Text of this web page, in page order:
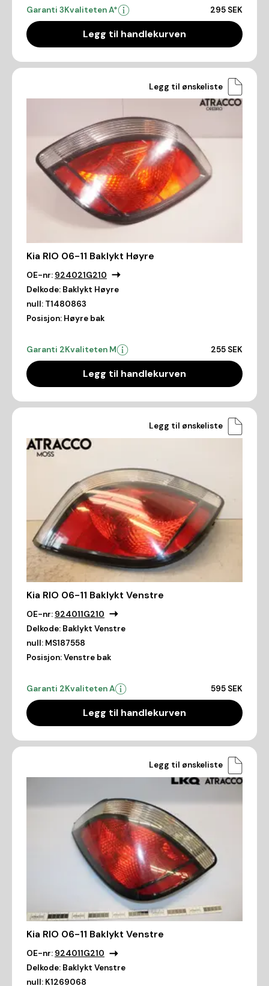
Garanti 3Kvaliteten A* 295 SEK
Legg til handlekurven
Legg til ønskeliste
Kia RIO 06-11 Baklykt Høyre
OE-nr: 924021G210
Delkode: Baklykt Høyre
null: T1480863
Posisjon: Høyre bak
Garanti 2Kvaliteten M 255 SEK
Legg til handlekurven
Legg til ønskeliste
Kia RIO 06-11 Baklykt Venstre
OE-nr: 924011G210
Delkode: Baklykt Venstre
null: MS187558
Posisjon:Venstre bak
Garanti 2Kvaliteten A 595 SEK
Legg til handlekurven
Legg til ønskeliste
Kia RIO 06-11 Baklykt Venstre
OE-nr: 924011G210
Delkode: Baklykt Venstre
null: K1269068